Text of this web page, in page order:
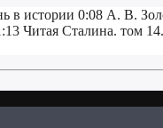
в истории 0:08 А. В.
Читая Сталина. том